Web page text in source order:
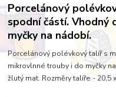
Porcelánový
spodní částí. Vhodný
myčky na nádobí.
Porcelánový polévkový talíř s
mikrovlnné trouby i do myčky
žlutý mat. Rozměry talíře - 20,5